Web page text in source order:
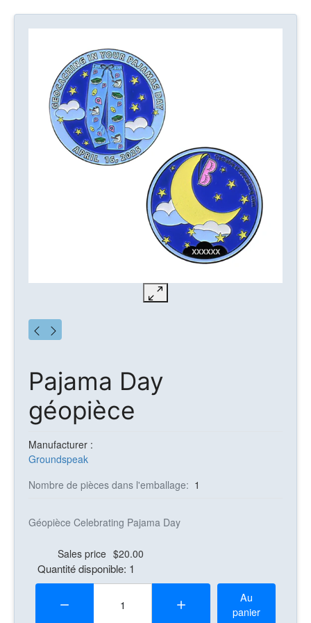
Pajama Day
géopièce
Manufacturer :
Groundspeak
Nombre de pièces dans l'emballage: 1
Géopièce Celebrating Pajama Day
Sales price $20.00
Quantité disponible: 1
Quantité:
Au
panier